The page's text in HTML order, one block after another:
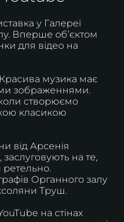
у Галереї
Вперше об’єктом
для відео на
музика має
зображеннями.
створюємо
класикою
від Арсенія
на те,
ретельно.
Органного залу
Труш.
на стінах